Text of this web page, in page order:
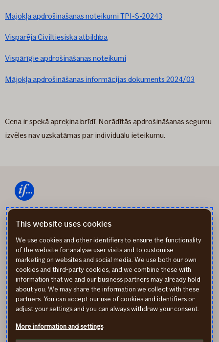
Mājokļa apdrošināšanas noteikumi TPI-S-20243
Vispārējā Civiltiesiskā atbildība
Vispārīgie apdrošināšanas noteikumi
Mājokļa apdrošināšanas informācijas dokuments 2024/03
Cena ir spēkā aprēķina brīdī. Norādītās apdrošināšanas segumu
izvēles nav uzskatāmas par individuālu ieteikumu.
67 338 333
info@if.lv
If P&C Insurance AS Latvijas filiāle
Republikas laukums 2A, Rīga, LV-1010
If Privātuma aizsardzības noteikumi
This website uses cookies
We use cookies and other identifiers to ensure the functionality
of the website for analyse user visits and to customise
marketing on websites and social media. We use both our own
cookies and third-party cookies, and we combine these with
information that we and our business partners may already hold
about you. We may share the information we collect with these
partners. You can accept our use of cookies and identifiers or
adjust your settings and you can always withdraw your consent.
More information and settings